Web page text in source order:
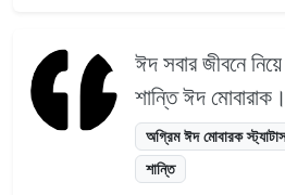
ঈদ সবার জীবনে
শান্তি ঈদ মোবারাক।
অগ্রিম ঈদ মোবারক
শান্তি